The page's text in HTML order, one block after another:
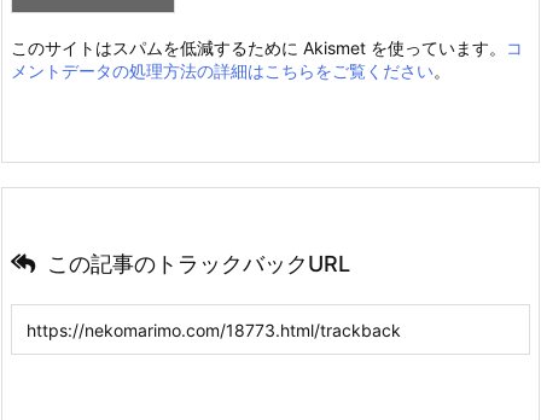
このサイトはスパムを低減するために Akismet を使っています。
コ
メントデータの処理方法の詳細はこちらをご覧ください。
この記事のトラックバックURL